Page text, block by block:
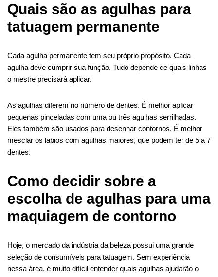
Quais são as agulhas para
tatuagem permanente
Cada agulha permanente tem seu próprio propósito. Cada
agulha deve cumprir sua função. Tudo depende de quais linhas
o mestre precisará aplicar.
As agulhas diferem no número de dentes. É melhor aplicar
pequenas pinceladas com uma ou três agulhas serrilhadas.
Eles também são usados ​​para desenhar contornos. É melhor
mesclar os lábios com agulhas maiores, que podem ter de 5 a 7
dentes.
Como decidir sobre a
escolha de agulhas para uma
maquiagem de contorno
Hoje, o mercado da indústria da beleza possui uma grande
seleção de consumíveis para tatuagem. Sem experiência
nessa área, é muito difícil entender quais agulhas ajudarão o